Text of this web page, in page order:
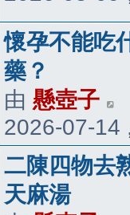
表
文
章
最
後
發
表
懷孕不能吃
藥？
由 懸壺子
2026-07-14
文
最
後
二陳四物去
天麻湯